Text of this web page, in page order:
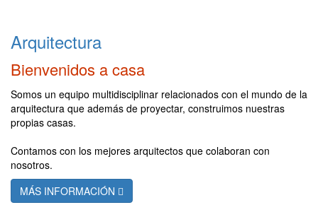
Arquitectura
Bienvenidos a casa
Somos un equipo multidisciplinar relacionados con el mundo de la
arquitectura que además de proyectar, construimos nuestras
propias casas.
Contamos con los mejores arquitectos que colaboran con
nosotros.
MÁS INFORMACIÓN